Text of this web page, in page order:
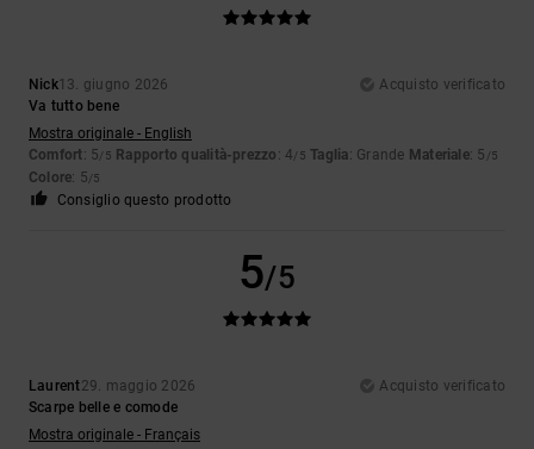
Nick13. giugno 2026
Acquisto verificato
Va tutto bene
Mostra originale - English
Comfort: 5/5 Rapporto qualità-prezzo : 4/5 Taglia: Grande Materiale: 5 /5
Colore: 5/5
Consiglio questo prodotto
5/5
Laurent29. maggio 2026
Acquisto verificato
Scarpe belle e comode
Mostra originale - Français